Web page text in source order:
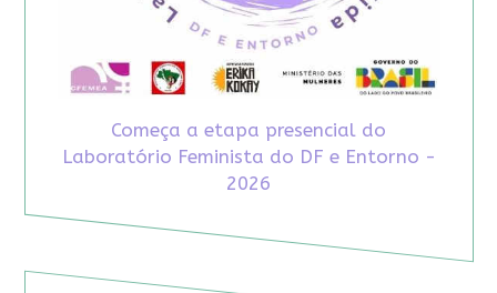
Começa a etapa presencial do
Laboratório Feminista do DF e Entorno -
2026